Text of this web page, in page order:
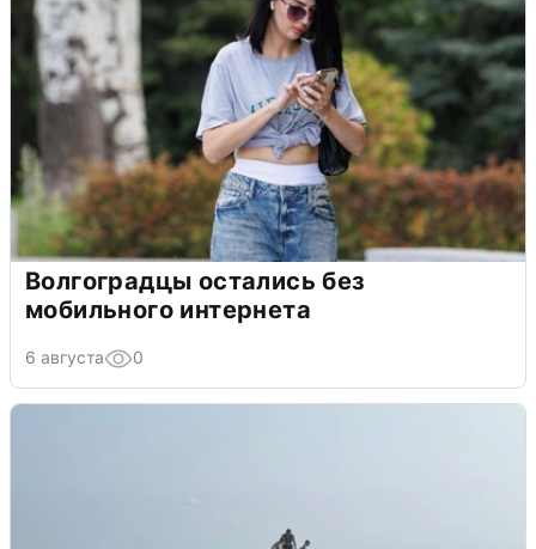
Волгоградцы остались без
мобильного интернета
6 августа 0